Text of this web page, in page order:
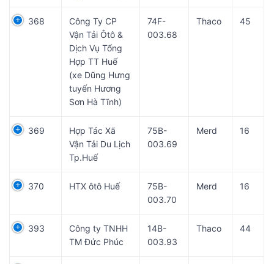
368
Công Ty CP
Vận Tải Ôtô &
Dịch Vụ Tổng
Hợp TT Huế
(xe Dũng Hưng
tuyến Hương
Sơn Hà Tĩnh)
74F-
003.68
Thaco 45
369
Hợp Tác Xã
Vận Tải Du Lịch
Tp.Huế
75B-
003.69
Merd 16
370 HTX ôtô Huế
75B-
003.70
Merd 16
393
Công ty TNHH
TM Đức Phúc
14B-
003.93
Thaco 44